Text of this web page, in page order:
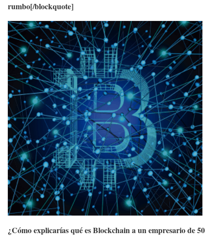
rumbo[/blockquote]
¿Cómo explicarías qué es Blockchain a un empresario de 50